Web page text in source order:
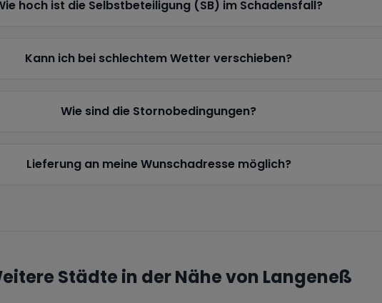
hoch ist die Selbstbeteiligung (SB) im Schadensfall?
Kann ich bei schlechtem Wetter verschieben?
Wie sind die Stornobedingungen?
Lieferung an meine Wunschadresse möglich?
Städte in der Nähe von Langeneß